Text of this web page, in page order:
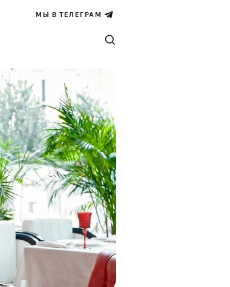
МЫ В ТЕЛЕГРАМ